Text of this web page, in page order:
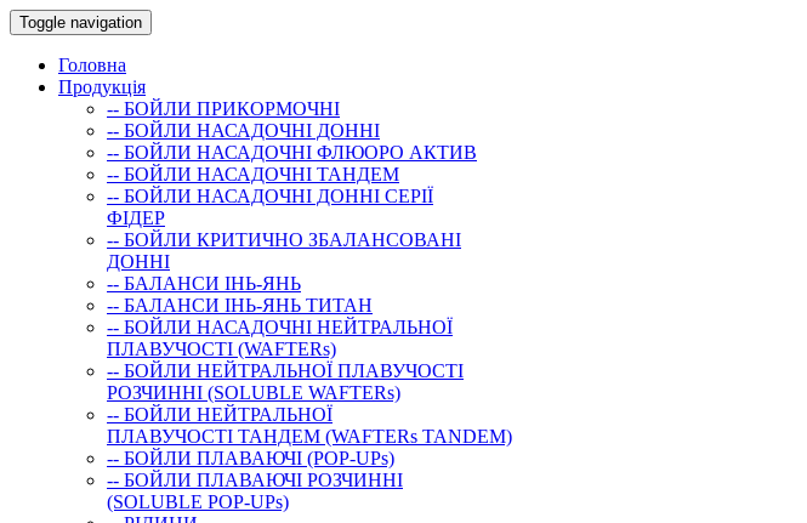
Toggle navigation
Головна
Продукція
-- БОЙЛИ ПРИКОРМОЧНI
-- БОЙЛИ НАСАДОЧНI ДОННI
-- БОЙЛИ НАСАДОЧНІ ФЛЮОРО АКТИВ
-- БОЙЛИ НАСАДОЧНІ ТАНДЕМ
-- БОЙЛИ НАСАДОЧНI ДОННI СЕРIÏ
ФIДЕР
-- БОЙЛИ КРИТИЧНО ЗБАЛАНСОВАНІ
ДОННІ
-- БАЛАНСИ ІНЬ-ЯНЬ
-- БАЛАНСИ ІНЬ-ЯНЬ ТИТАН
-- БОЙЛИ НАСАДОЧНI НЕЙТРАЛЬНОÏ
ПЛАВУЧОСТI (WAFTERs)
-- БОЙЛИ НЕЙТРАЛЬНОЇ ПЛАВУЧОСТІ
РОЗЧИННІ (SOLUBLE WAFTERs)
-- БОЙЛИ НЕЙТРАЛЬНОЇ
ПЛАВУЧОСТІ ТАНДЕМ (WAFTERs TANDEM)
-- БОЙЛИ ПЛАВАЮЧІ (POP-UPs)
-- БОЙЛИ ПЛАВАЮЧI РОЗЧИННI
(SOLUBLE POP-UPs)